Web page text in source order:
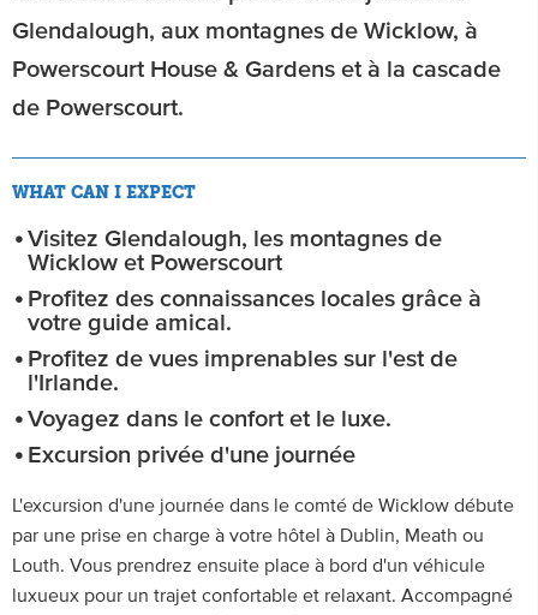
Glendalough, aux montagnes de Wicklow, à
Powerscourt House & Gardens et à la cascade
de Powerscourt.
WHAT CAN I EXPECT
Visitez Glendalough, les montagnes de
Wicklow et Powerscourt
Profitez des connaissances locales grâce à
votre guide amical.
Profitez de vues imprenables sur l'est de
l'Irlande.
Voyagez dans le confort et le luxe.
Excursion privée d'une journée
L'excursion d'une journée dans le comté de Wicklow débute
par une prise en charge à votre hôtel à Dublin, Meath ou
Louth. Vous prendrez ensuite place à bord d'un véhicule
luxueux pour un trajet confortable et relaxant. Accompagné